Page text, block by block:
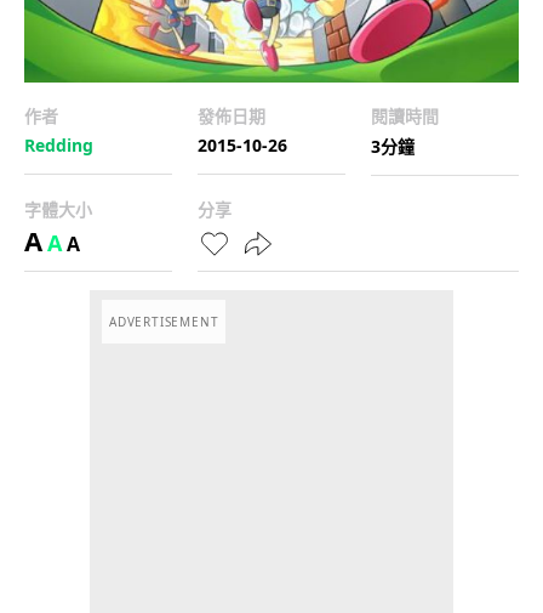
作者
Redding
發佈日期
2015-10-26
閱讀時間
3分鐘
字體大小
AAA
分享
ADVERTISEMENT